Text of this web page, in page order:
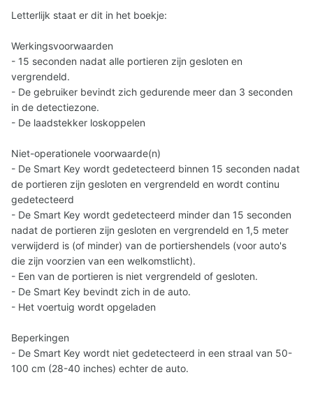
Letterlijk staat er dit in het boekje:
Werkingsvoorwaarden
- 15 seconden nadat alle portieren zijn gesloten en
vergrendeld.
- De gebruiker bevindt zich gedurende meer dan 3 seconden
in de detectiezone.
- De laadstekker loskoppelen
Niet-operationele voorwaarde(n)
- De Smart Key wordt gedetecteerd binnen 15 seconden nadat
de portieren zijn gesloten en vergrendeld en wordt continu
gedetecteerd
- De Smart Key wordt gedetecteerd minder dan 15 seconden
nadat de portieren zijn gesloten en vergrendeld en 1,5 meter
verwijderd is (of minder) van de portiershendels (voor auto's
die zijn voorzien van een welkomstlicht).
- Een van de portieren is niet vergrendeld of gesloten.
- De Smart Key bevindt zich in de auto.
- Het voertuig wordt opgeladen
Beperkingen
- De Smart Key wordt niet gedetecteerd in een straal van 50-
100 cm (28-40 inches) echter de auto.